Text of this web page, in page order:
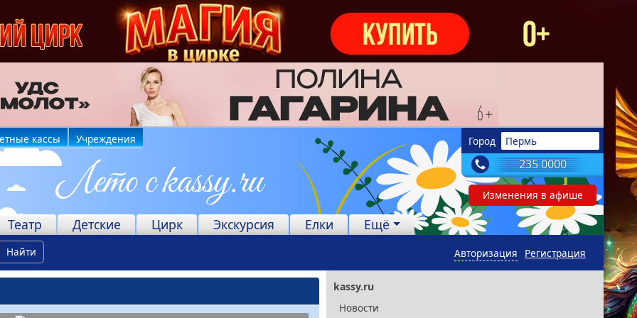
Город Пермь
235 0000
Изменения в афише
кассы Учреждения
Театр Детские Цирк Экскурсия Елки Ещё
Найти Регистрация
Авторизация
kassy.ru
Новости